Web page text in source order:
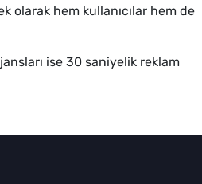
olarak hem kullanıcılar hem de
ise 30 saniyelik reklam